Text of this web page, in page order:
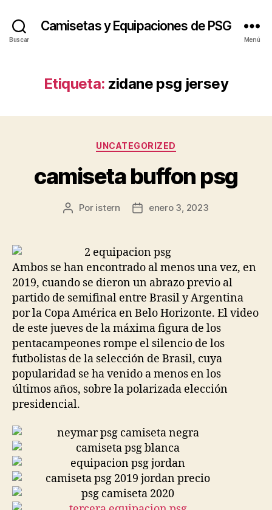
Buscar
Camisetas y Equipaciones de PSG
Menú
Etiqueta: zidane psg jersey
Categorías
UNCATEGORIZED
camiseta buffon psg
Autor
entrada
Por istern
Fecha
entrada
enero 3, 2023
Ambos se han encontrado al menos una vez, en
2019, cuando se dieron un abrazo previo al
partido de semifinal entre Brasil y Argentina
por la Copa América en Belo Horizonte. El video
de este jueves de la máxima figura de los
pentacampeones rompe el silencio de los
futbolistas de la selección de Brasil, cuya
popularidad se ha venido a menos en los
últimos años, sobre la polarizada elección
presidencial.